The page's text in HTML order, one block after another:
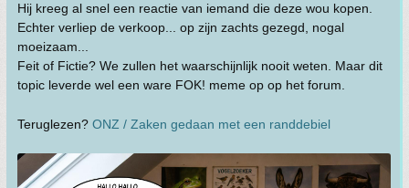
Hij kreeg al snel een reactie van iemand die deze wou kopen.
Echter verliep de verkoop... op zijn zachts gezegd, nogal
moeizaam...
Feit of Fictie? We zullen het waarschijnlijk nooit weten. Maar dit
topic leverde wel een ware FOK! meme op op het forum.
Teruglezen? ONZ / Zaken gedaan met een randdebiel